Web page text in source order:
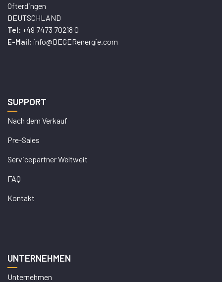
Ofterdingen
DEUTSCHLAND
Tel: +49 7473 70218 0
E-Mail: info@DEGERenergie.com
SUPPORT
Nach dem Verkauf
Pre-Sales
Servicepartner Weltweit
FAQ
Kontakt
UNTERNEHMEN
Unternehmen